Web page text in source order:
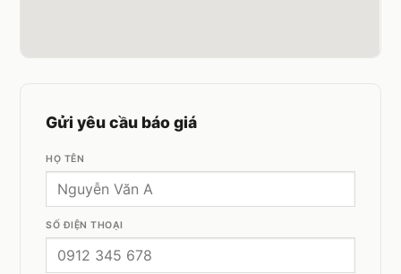
Gửi yêu cầu báo giá
HỌ TÊN
SỐ ĐIỆN THOẠI